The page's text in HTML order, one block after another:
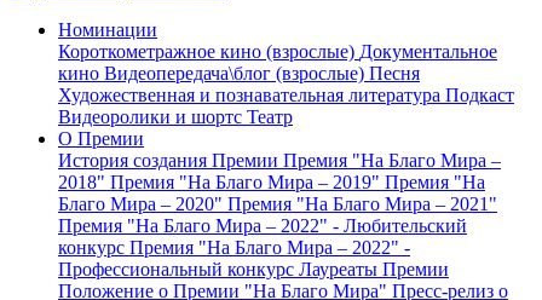
Номинации
Короткометражное кино (взрослые) Документальное
кино Видеопередача\блог (взрослые) Песня
Художественная и познавательная литература Подкаст
Видеоролики и шортс Театр
О Премии
История создания Премии Премия "На Благо Мира –
2018" Премия "На Благо Мира – 2019" Премия "На
Благо Мира – 2020" Премия "На Благо Мира – 2021"
Премия "На Благо Мира – 2022" - Любительский
конкурс Премия "На Благо Мира – 2022" -
Профессиональный конкурс Лауреаты Премии
Положение о Премии "На Благо Мира" Пресс-релиз о